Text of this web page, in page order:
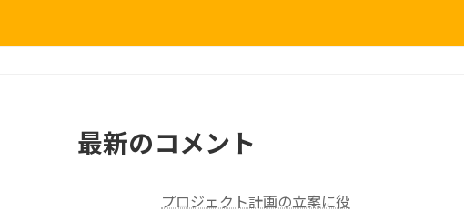
最新のコメント
プロジェクト計画の立案に役